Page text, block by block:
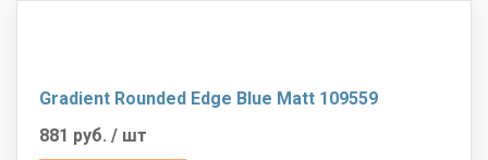
Gradient Rounded Edge Blue Matt 109559
881 руб. / шт